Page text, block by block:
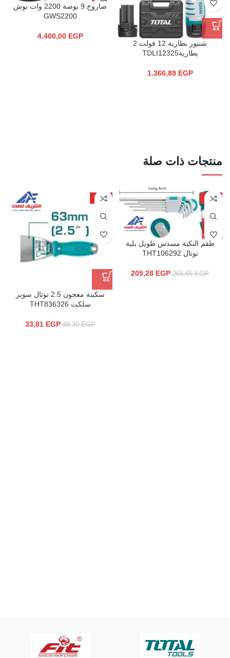
‫شنيور بطارية 12 فولت 2
بطاريةTDLI12325‬‏
1.366,89 EGP
صاروخ 9 بوصة 2200 وات بوش
GWS2200
4.400,00 EGP
منتجات ذات صلة
-23%
طقم النكية مسدس طويل بلية
توتال THT106292
265,65EGP
205,28 EGP
-30%
سكينة معجون 2.5 توتال سوبر
سلكت THT836326
48,30EGP
33,81 EGP